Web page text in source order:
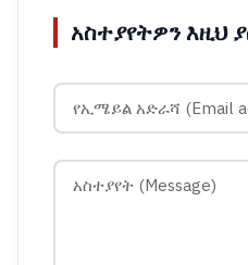
አስተያየትዎን እዚህ